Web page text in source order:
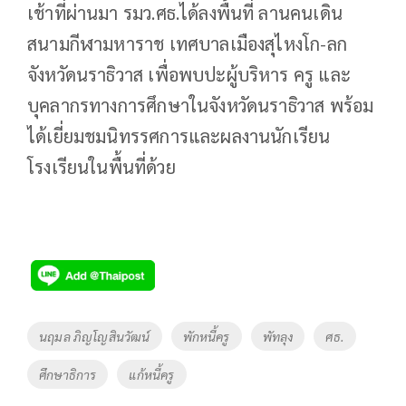
เช้าที่ผ่านมา รมว.ศธ.ได้ลงพื้นที่ ลานคนเดิน
สนามกีฬามหาราช เทศบาลเมืองสุไหงโก-ลก
จังหวัดนราธิวาส เพื่อพบปะผู้บริหาร ครู และ
บุคลากรทางการศึกษาในจังหวัดนราธิวาส พร้อม
ได้เยี่ยมชมนิทรรศการและผลงานนักเรียน
โรงเรียนในพื้นที่ด้วย
Tags
นฤมล ภิญโญสินวัฒน์ พักหนี้ครู พัทลุง ศธ.
ศึกษาธิการ แก้หนี้ครู